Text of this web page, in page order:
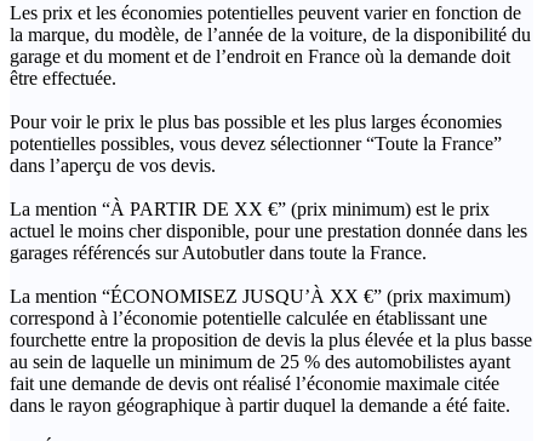
Les prix et les économies potentielles peuvent varier en fonction de
la marque, du modèle, de l’année de la voiture, de la disponibilité du
garage et du moment et de l’endroit en France où la demande doit
être effectuée.
Pour voir le prix le plus bas possible et les plus larges économies
potentielles possibles, vous devez sélectionner “Toute la France”
dans l’aperçu de vos devis.
La mention “À PARTIR DE XX €” (prix minimum) est le prix
actuel le moins cher disponible, pour une prestation donnée dans les
garages référencés sur Autobutler dans toute la France.
La mention “ÉCONOMISEZ JUSQU’À XX €” (prix maximum)
correspond à l’économie potentielle calculée en établissant une
fourchette entre la proposition de devis la plus élevée et la plus basse
au sein de laquelle un minimum de 25 % des automobilistes ayant
fait une demande de devis ont réalisé l’économie maximale citée
dans le rayon géographique à partir duquel la demande a été faite.